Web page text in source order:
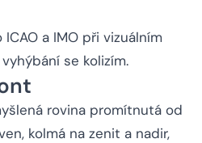
ICAO a IMO při vizuálním
se kolizím.
rovina promítnutá od
kolmá na zenit a nadir,